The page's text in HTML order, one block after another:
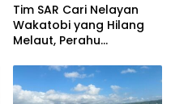
Tim SAR Cari Nelayan
Wakatobi yang Hilang
Melaut, Perahu
Kemasukan Air